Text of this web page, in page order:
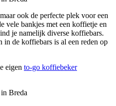
ook de perfecte plek voor een
vele bankjes met een koffietje en
je namelijk diverse koffiebars.
in de koffiebars is al een reden op
eigen to-go koffiebeker